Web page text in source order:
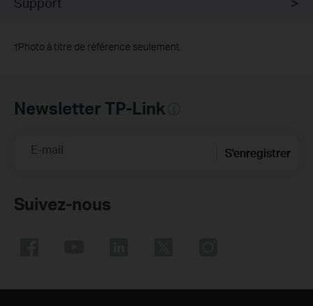
†Photo à titre de référence seulement.
Newsletter TP-Link
E-mail S'enregistrer
Suivez-nous